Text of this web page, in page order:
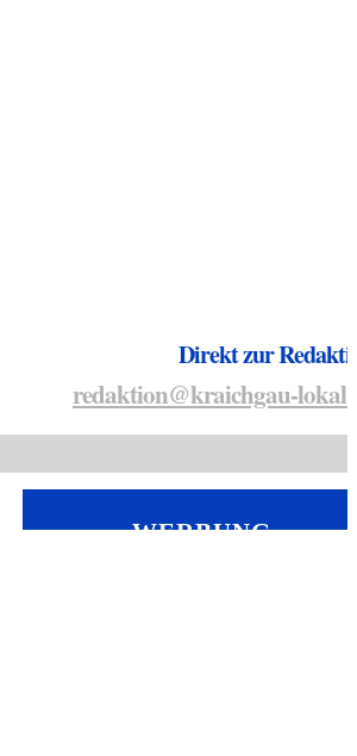
Direkt zur
redaktion@kraichgau-
WERBUNG